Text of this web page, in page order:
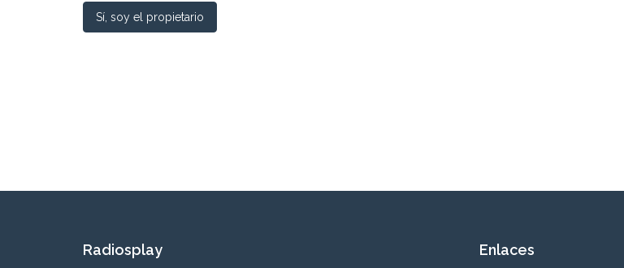
Sí, soy el propietario
Radiosplay Enlaces